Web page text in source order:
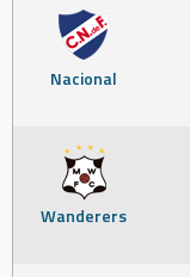
Nacional
Wanderers